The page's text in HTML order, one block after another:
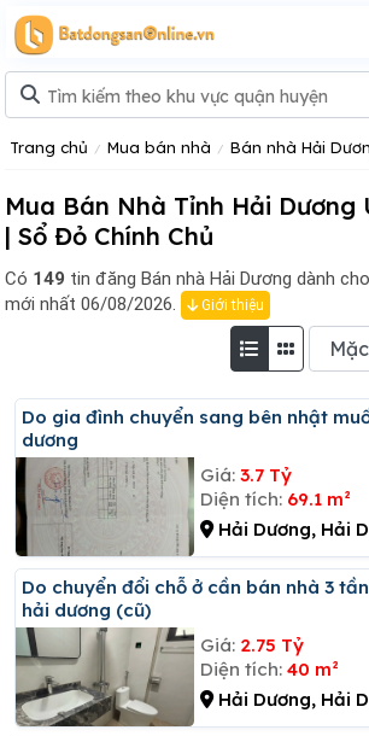
Trang chủ Mua bán nhà Bán nhà Hải
Mua Bán Nhà Tỉnh Hải Dương
| Sổ Đỏ Chính Chủ
Có 149 tin đăng Bán nhà Hải Dương dành
mới nhất 06/08/2026.
Giới thiệu
Do gia đình chuyển sang bên nhật muốn bán nhà tp hải
dương
Giá: 3.7 Tỷ
Diện tích: 69.1 m²
Hải Dương, Hải
Do chuyển đổi chỗ ở cần bán nhà 3 tầng ngõ an thái tp
hải dương (cũ)
Giá: 2.75 Tỷ
Diện tích: 40 m²
Hải Dương, Hải